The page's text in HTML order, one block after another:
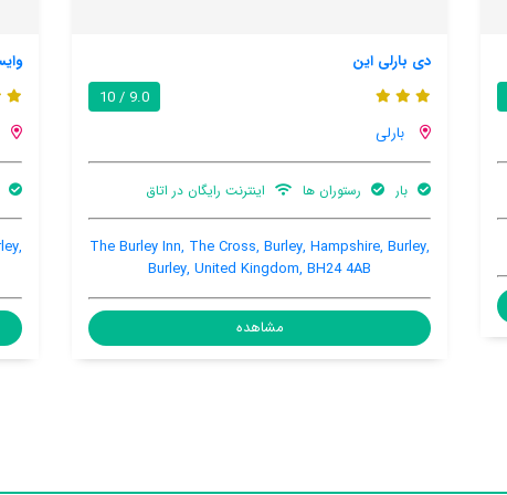
The Burley
باغ اینترنت رایگان در اتاق
Wayside Cottage, Garden road, Burley, Burley, Burley,
United Kingdom, BH24 4EA